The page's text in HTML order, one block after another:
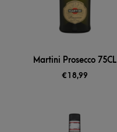
Martini Prosecco 75CL
€ 18,99